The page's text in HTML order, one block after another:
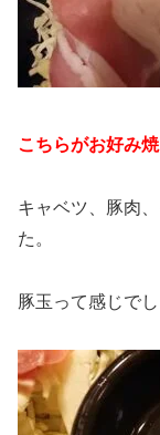
こちらがお好み焼
キャベツ、豚肉
た。
豚玉って感じでし